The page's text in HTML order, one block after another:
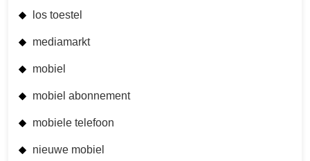
los toestel
mediamarkt
mobiel
mobiel abonnement
mobiele telefoon
nieuwe mobiel